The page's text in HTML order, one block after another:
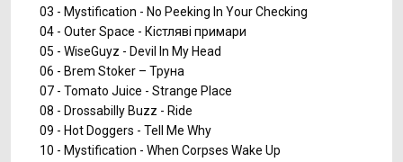
03 - Mystification - No Peeking In Your Checking
04 - Outer Space - Кістляві примари
05 - WiseGuyz - Devil In My Head
06 - Brem Stoker – Труна
07 - Tomato Juice - Strange Place
08 - Drossabilly Buzz - Ride
09 - Hot Doggers - Tell Me Why
10 - Mystification - When Corpses Wake Up